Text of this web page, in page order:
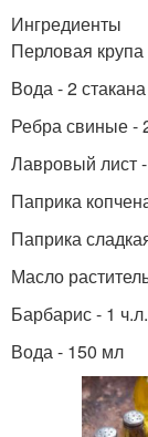
Ингредиенты
Перловая крупа
Вода - 2 стакана
Ребра свиные -
Лавровый лист
Паприка
Паприка
Масло
Барбарис - 1 ч.л.
Вода - 150 мл